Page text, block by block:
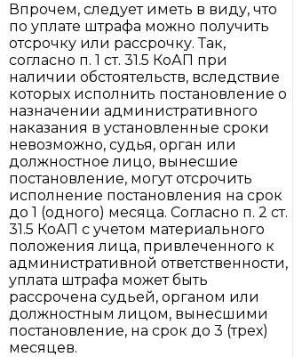
Впрочем, следует иметь в виду, что
по уплате штрафа можно получить
отсрочку или рассрочку. Так,
согласно п. 1 ст. 31.5 КоАП при
наличии обстоятельств, вследствие
которых исполнить постановление о
назначении административного
наказания в установленные сроки
невозможно, судья, орган или
должностное лицо, вынесшие
постановление, могут отсрочить
исполнение постановления на срок
до 1 (одного) месяца. Согласно п. 2 ст.
31.5 КоАП с учетом материального
положения лица, привлеченного к
административной ответственности,
уплата штрафа может быть
рассрочена судьей, органом или
должностным лицом, вынесшими
постановление, на срок до 3 (трех)
месяцев.